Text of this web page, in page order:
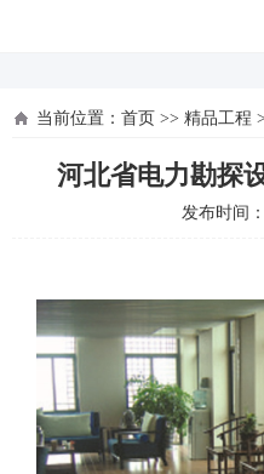
当前位置： 首页 >> 精品工程
河北省电力勘探
发布时间